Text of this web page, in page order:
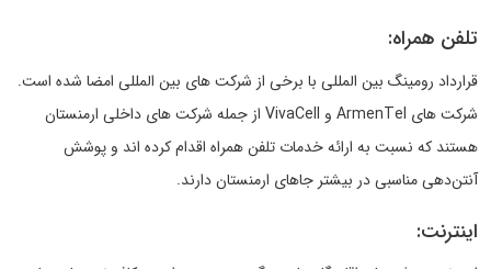
تلفن همراه:
قرارداد رومینگ بین المللی با برخی از شرکت های بین المللی امضا شده است.
شرکت های ArmenTel و VivaCell از جمله شرکت های داخلی ارمنستان
هستند که نسبت به ارائه خدمات تلفن همراه اقدام کرده اند و پوشش
آنتن‌دهی مناسبی در بیشتر جاهای ارمنستان دارند.
اینترنت: